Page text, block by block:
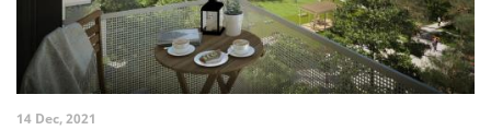
14 Dec, 2021